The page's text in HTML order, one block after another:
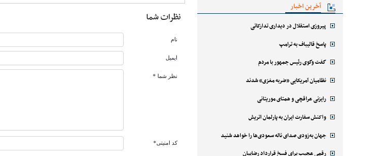
آخرین اخبار
پیروزی استقلال در دیداری تدارکاتی
پاسخ قالیباف به ترامپ
گفت وگوی رئیس جمهور با مردم
نظامیان آمریکایی «ضربه مغزی» شدند
رایزنی عراقچی و همتای موریتانی
واکنش سفارت ایران به پارلمان اتریش
جهان به‌زودی صدای ناله سعودی‌ها را خواهد شنید
رقمی عجیب برای فسخ قرارداد رضاییان
نظرات شما
نام
ایمیل
نظر شما *
کد امنیتی*